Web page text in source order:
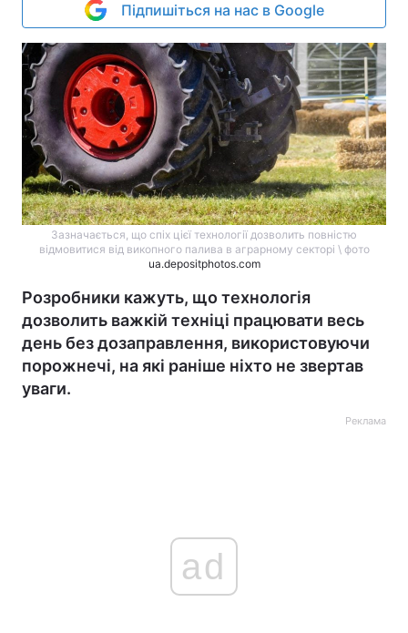
Підпишіться на нас в Google
Зазначається, що спіх цієї технології дозволить повністю
відмовитися від викопного палива в аграрному секторі \ фото
ua.depositphotos.com
Розробники кажуть, що технологія
дозволить важкій техніці працювати весь
день без дозаправлення, використовуючи
порожнечі, на які раніше ніхто не звертав
уваги.
Реклама
ad